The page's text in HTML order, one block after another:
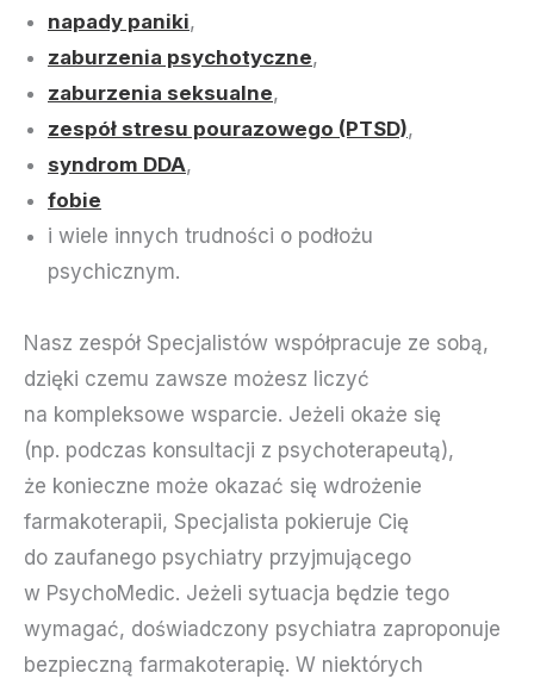
napady paniki,
zaburzenia psychotyczne,
zaburzenia seksualne,
zespół stresu pourazowego (PTSD),
syndrom DDA,
fobie
i wiele innych trudności o podłożu
psychicznym.
Nasz zespół Specjalistów współpracuje ze sobą,
dzięki czemu zawsze możesz liczyć
na kompleksowe wsparcie. Jeżeli okaże się
(np. podczas konsultacji z psychoterapeutą),
że konieczne może okazać się wdrożenie
farmakoterapii, Specjalista pokieruje Cię
do zaufanego psychiatry przyjmującego
w PsychoMedic. Jeżeli sytuacja będzie tego
wymagać, doświadczony psychiatra zaproponuje
bezpieczną farmakoterapię. W niektórych